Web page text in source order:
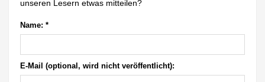
unseren Lesern etwas mitteilen?
Name: *
E-Mail (optional, wird nicht veröffentlicht):